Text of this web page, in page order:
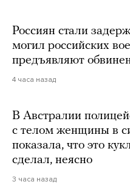
Россиян стали
могил российских
предъявляют
4 часа назад
В Австралии
с телом женщины в
показала, что это
сделал, неясно
3 часа назад